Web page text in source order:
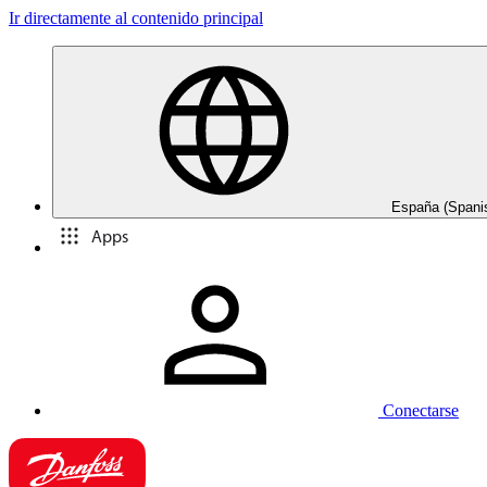
Ir directamente al contenido principal
España
Apps
Conectarse